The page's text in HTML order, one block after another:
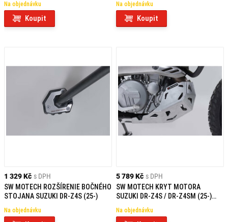
Na objednávku
Koupit
Na objednávku
Koupit
1 329 Kč s DPH
SW MOTECH ROZŠÍRENIE BOČNÉHO
STOJANA SUZUKI DR-Z4S (25-)
Na objednávku
5 789 Kč s DPH
SW MOTECH KRYT MOTORA
SUZUKI DR-Z4S / DR-Z4SM (25-)
Na objednávku